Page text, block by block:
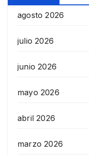
agosto 2026
julio 2026
junio 2026
mayo 2026
abril 2026
marzo 2026